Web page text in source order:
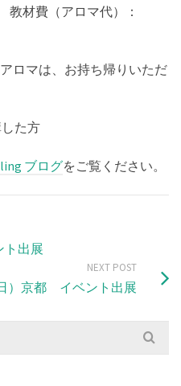
材費（アロマ代）：
ロマは、お持ち帰りいただ
た方
ブログをご覧ください。
出展
NEXT POST
）京都 イベント出展